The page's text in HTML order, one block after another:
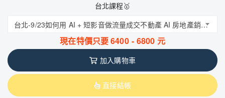
台北課程🥇
台北-9/23如何用 AI + 短影音做流量成交不動產 AI 房地產銷售影音全攻略
現在特價只要6400 - 6800 元
加入購物車
直接結帳